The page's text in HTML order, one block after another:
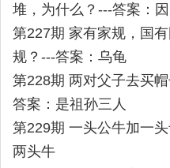
堆，为什么？---答案：
第227期 家有家规，国
规？---答案：乌龟
第228期 两对父子去买
答案：是祖孙三人
第229期 一头公牛加一
两头牛